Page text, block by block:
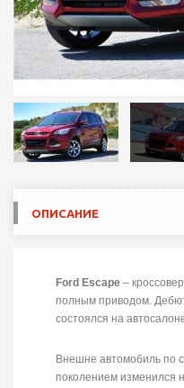
ОПИСАНИЕ
Ford Escape –
полным приводом.
состоялся на
Внешне автомобиль по
поколением изменился